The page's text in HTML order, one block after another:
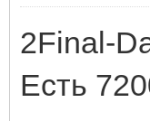
2Final-
Есть